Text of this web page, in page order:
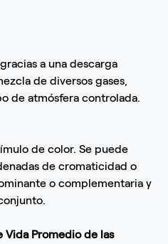
a una descarga
de diversos gases,
de atmósfera controlada.
de color. Se puede
de cromaticidad o
o complementaria y
Vida Promedio de las